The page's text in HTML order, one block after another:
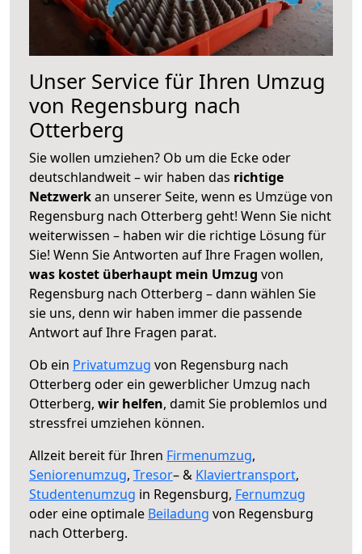
Unser Service für Ihren Umzug
von Regensburg nach
Otterberg
Sie wollen umziehen? Ob um die Ecke oder
deutschlandweit – wir haben das richtige
Netzwerkan unserer Seite, wenn es Umzüge von
Regensburg nach Otterberg geht! Wenn Sie nicht
weiterwissen – haben wir die richtige Lösung für
Sie! Wenn Sie Antworten auf Ihre Fragen wollen,
was kostet überhaupt mein Umzug von
Regensburg nach Otterberg – dann wählen Sie
sie uns, denn wir haben immer die passende
Antwort auf Ihre Fragen parat.
Ob ein Privatumzug von Regensburg nach
Otterberg oder ein gewerblicher Umzug nach
Otterberg, wir helfen, damit Sie problemlos und
stressfrei umziehen können.
Allzeit bereit für Ihren Firmenumzug,
Seniorenumzug, Tresor– & Klaviertransport,
Studentenumzug in Regensburg, Fernumzug
oder eine optimale Beiladung von Regensburg
nach Otterberg.